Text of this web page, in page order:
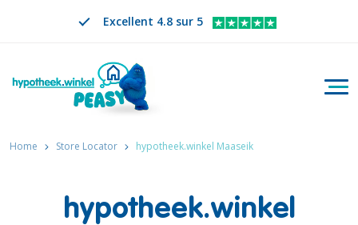
Excellent 4.8 sur 5
Rechercher
CHANGER DE LANGUE. LA LANGUE
FR
Home Store Locator hypotheek.winkel Maaseik
hypotheek.winkel